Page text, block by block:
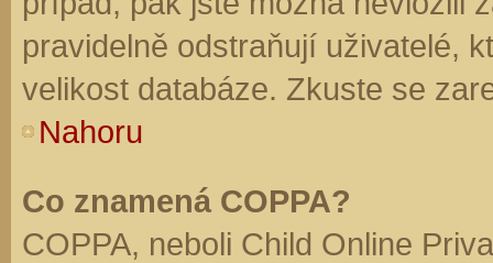
pravidelně odstraňují uživatelé,
velikost databáze. Zkuste se
Nahoru
Co znamená COPPA?
COPPA, neboli Child Online